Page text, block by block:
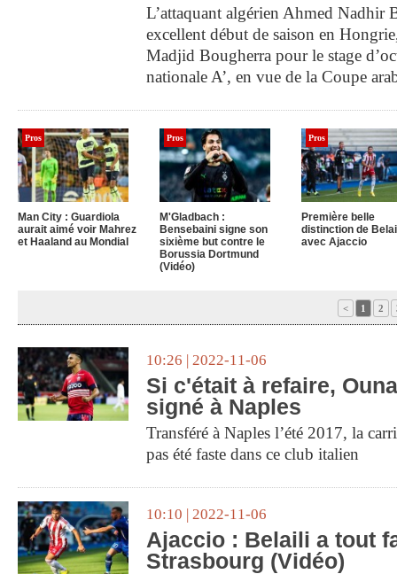
L’attaquant algérien Ahmed Nadhir
excellent début de saison en
Madjid Bougherra pour le stage
nationale A’, en vue de la Coupe
Pros
Man City : Guardiola
aurait aimé voir Mahrez
et Haaland au Mondial
Pros
M'Gladbach :
Bensebaini signe son
sixième but contre le
Borussia Dortmund
(Vidéo)
Pros
Première belle
distinction de
avec Ajaccio
< 1 2
10:26 | 2022-11-06
Si c'était à refaire,
signé à Naples
Transféré à Naples l’été 2017, la
pas été faste dans ce club italien
10:10 | 2022-11-06
Ajaccio : Belaili a tout
Strasbourg (Vidéo)